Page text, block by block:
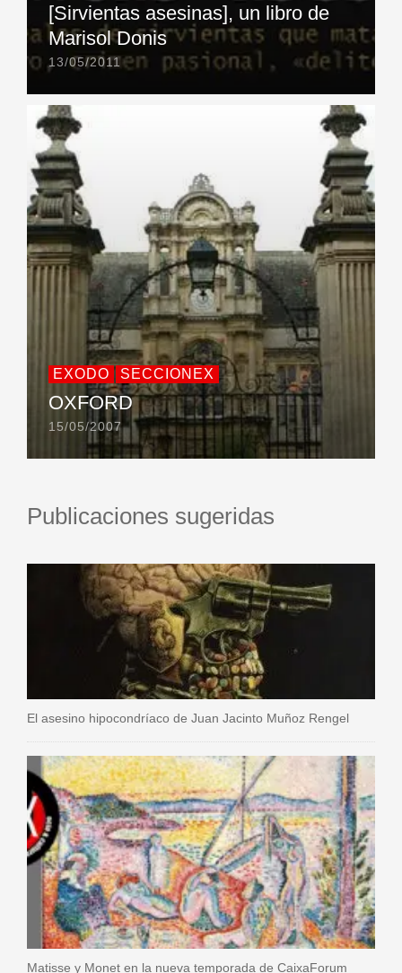
[Sirvientas asesinas], un libro de
Marisol Donis
13/05/2011
EXODO SECCIONEX
OXFORD
15/05/2007
Publicaciones sugeridas
El asesino hipocondríaco de Juan Jacinto Muñoz Rengel
Matisse y Monet en la nueva temporada de CaixaForum